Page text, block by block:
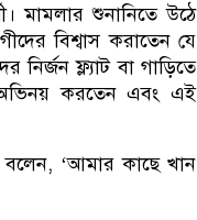
মামলার শুনানিতে উঠে
বিশ্বাস করাতেন যে
ফ্ল্যাট বা গাড়িতে
অভিনয় করতেন এবং এই
বলেন, ‘আমার কাছে খান